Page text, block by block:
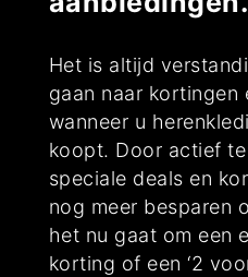
Het is altijd
gaan naar kortingen
wanneer u
koopt. Door actief
speciale deals en
nog meer besparen
het nu gaat om een
korting of een ‘2